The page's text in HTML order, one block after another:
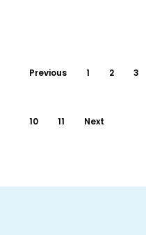
Previous 1 2 3
10 11 Next